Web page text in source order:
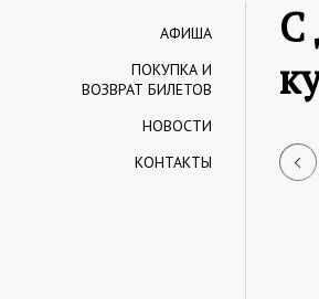
АФИША
ПОКУПКА И
ВОЗВРАТ БИЛЕТОВ
НОВОСТИ
КОНТАКТЫ
С